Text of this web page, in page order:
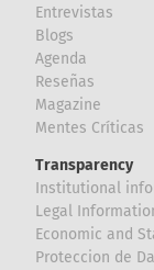
Entrevistas
Blogs
Agenda
Reseñas
Magazine
Mentes Críticas
Transparency
Institutional
Legal
Economic and
Proteccion de